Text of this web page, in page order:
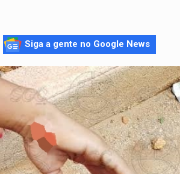
Siga a gente no Google News